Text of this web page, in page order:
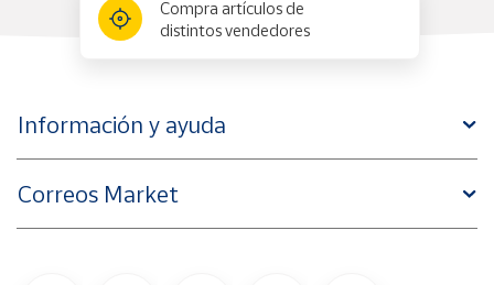
Compra artículos de
distintos vendedores
Información y ayuda
Correos Market